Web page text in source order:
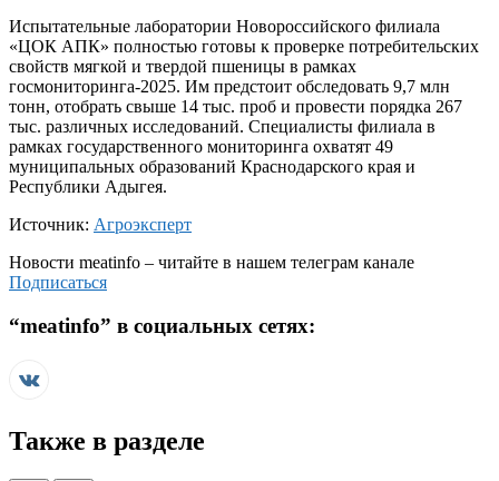
Испытательные лаборатории Новороссийского филиала
«ЦОК АПК» полностью готовы к проверке потребительских
свойств мягкой и твердой пшеницы в рамках
госмониторинга-2025. Им предстоит обследовать 9,7 млн
тонн, отобрать свыше 14 тыс. проб и провести порядка 267
тыс. различных исследований. Специалисты филиала в
рамках государственного мониторинга охватят 49
муниципальных образований Краснодарского края и
Республики Адыгея.
Источник: Агроэксперт
Новости meatinfo – читайте в нашем телеграм канале
Подписаться
“meatinfo” в социальных сетях:
Также в разделе